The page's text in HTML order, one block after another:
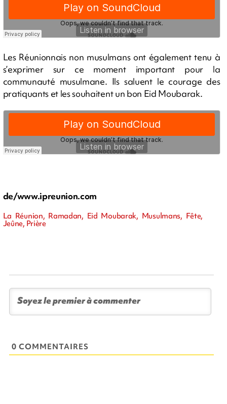
Les Réunionnais non musulmans ont également tenu à
s’exprimer sur ce moment important pour la
communauté musulmane. Ils saluent le courage des
pratiquants et les souhaitent un bon Eid Moubarak.
de/www.ipreunion.com
La Réunion, Ramadan, Eid Moubarak, Musulmans, Fête,
Jeûne, Prière
0 COMMENTAIRES